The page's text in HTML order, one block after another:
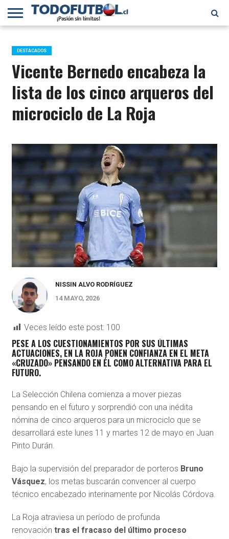
PRIMERA
B
SELECCIÓN
CHILENA
CHILENOS
EN EL
MUNDO
FÚTBOL
INTERNACIONAL
DESTACADOS
Vicente Bernedo encabeza la
lista de los cinco arqueros del
microciclo de La Roja
NISSIN ALVO RODRÍGUEZ
14 MAYO, 2026
Veces leído este post: 100
PESE A LOS CUESTIONAMIENTOS POR SUS ÚLTIMAS
ACTUACIONES, EN LA ROJA PONEN CONFIANZA EN EL META
«CRUZADO» PENSANDO EN ÉL COMO ALTERNATIVA PARA EL
FUTURO.
La Selección Chilena comienza a mover piezas
pensando en el futuro y sorprendió con una inédita
nómina de cinco arqueros para un microciclo que se
desarrollará este lunes 11 y martes 12 de mayo en Juan
Pinto Durán.
Bajo la supervisión del preparador de porteros Bruno
Vásquez, los metas buscarán convencer al cuerpo
técnico encabezado interinamente por Nicolás Córdova.
La Roja atraviesa un período de profunda
renovación tras el fracaso del último proceso